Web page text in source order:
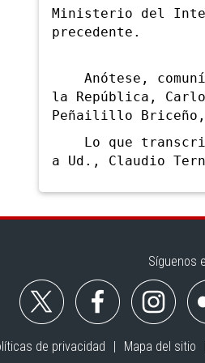
Ministerio del
precedente.
Anótese,
la República,
Peñailillo
Lo que
a Ud., Claudio
Síguenos
de privacidad Mapa del sitio